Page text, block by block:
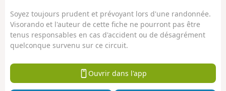
Soyez toujours prudent et prévoyant lors d'une randonnée.
Visorando et l'auteur de cette fiche ne pourront pas être
tenus responsables en cas d'accident ou de désagrément
quelconque survenu sur ce circuit.
Ouvrir dans l'app